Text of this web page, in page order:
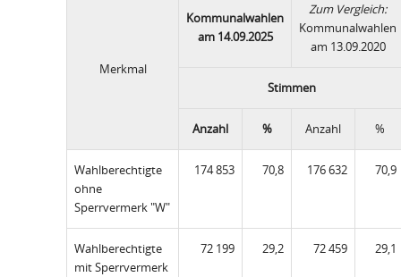
Merkmal
Kommunalwahlen
am 14.09.2025
Zum Vergleich:
Kommunalwahlen
am 13.09.2020
Stimmen
Anzahl % Anzahl %
Wahlberechtigte
ohne
Sperrvermerk "W"
174 853 70,8 176 632 70,9
Wahlberechtigte
mit Sperrvermerk
72 199 29,2 72 459 29,1